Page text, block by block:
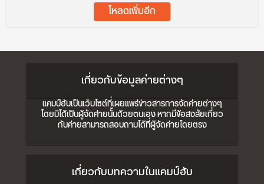
โหลดเพิ่มอีก
เกี่ยวกับข้อมูลค่ายต่างๆ
แคมป์ฮับเป็นเว็บไซต์ที่เผยแพร่ข่าวสารการจัดค่ายต่างๆ
โดยมิได้เป็นผู้จัดค่ายนั้นด้วยตนเอง หากมีข้อสงสัยเกี่ยว
กับค่ายสามารถสอบถามได้ที่ผู้จัดค่ายโดยตรง
เกี่ยวกับบทความในแคมป์ฮับ